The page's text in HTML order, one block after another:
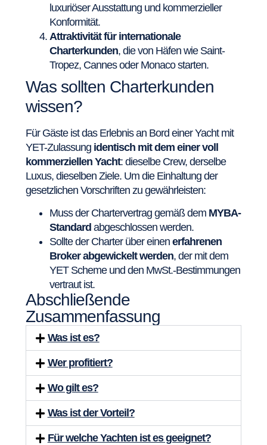
luxuriöser Ausstattung und kommerzieller
Konformität.
Attraktivität für internationale
Charterkunden, die von Häfen wie Saint-
Tropez, Cannes oder Monaco starten.
Was sollten Charterkunden
wissen?
Für Gäste ist das Erlebnis an Bord einer Yacht mit
YET-Zulassungidentisch mit dem einer voll
kommerziellen Yacht: dieselbe Crew, derselbe
Luxus, dieselben Ziele. Um die Einhaltung der
gesetzlichen Vorschriften zu gewährleisten:
Muss der Chartervertrag gemäß dem MYBA-
Standard abgeschlossen werden.
Sollte der Charter über einen erfahrenen
Broker abgewickelt werden, der mit dem
YET Scheme und den MwSt.-Bestimmungen
vertraut ist.
Abschließende
Zusammenfassung
Was ist es?
Wer profitiert?
Wo gilt es?
Was ist der Vorteil?
Für welche Yachten ist es geeignet?